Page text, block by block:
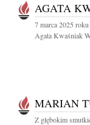
AGATA
7 marca 2025
Agata Kwaśniak
MARIAN
Z głębokim